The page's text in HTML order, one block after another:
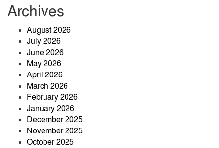
ঝিনাইগাতীতে মোবাইল কোর্টের অভিযানে তিন প্রতিষ্ঠানে ১ লাখ ২৫
হাজার টাকা জরিমানা
Archives
August 2026
July 2026
June 2026
May 2026
April 2026
March 2026
February 2026
January 2026
December 2025
November 2025
October 2025